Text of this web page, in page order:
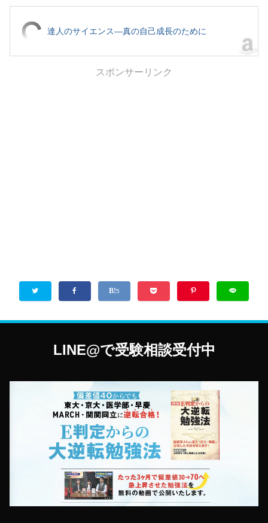
達人のサイエンス―真の自己成長のために
スポンサーリンク
5
LINE@で受験相談受付中